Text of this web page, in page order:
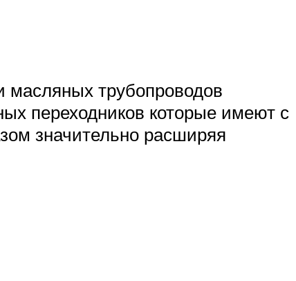
трубопроводов
переходников которые имеют с
значительно расширяя